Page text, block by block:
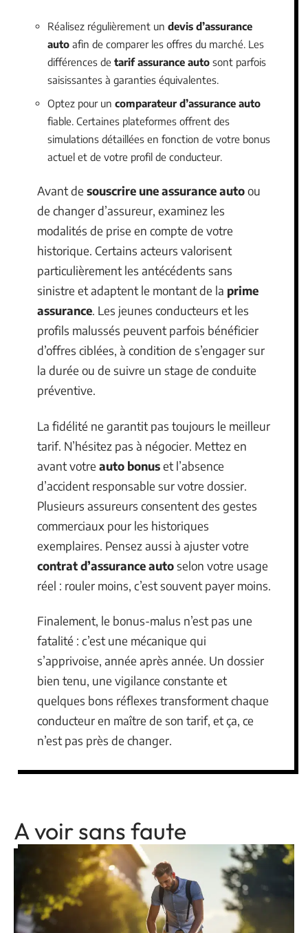
Réalisez régulièrement un devis d’assurance
auto afin de comparer les offres du marché. Les
différences de tarif assurance auto sont parfois
saisissantes à garanties équivalentes.
Optez pour un comparateur d’assurance auto
fiable. Certaines plateformes offrent des
simulations détaillées en fonction de votre bonus
actuel et de votre profil de conducteur.
Avant de souscrire une assurance autoou
de changer d’assureur, examinez les
modalités de prise en compte de votre
historique. Certains acteurs valorisent
particulièrement les antécédents sans
sinistre et adaptent le montant de la prime
assurance. Les jeunes conducteurs et les
profils malussés peuvent parfois bénéficier
d’offres ciblées, à condition de s’engager sur
la durée ou de suivre un stage de conduite
préventive.
La fidélité ne garantit pas toujours le meilleur
tarif. N’hésitez pas à négocier. Mettez en
avant votre auto bonuset l’absence
d’accident responsable sur votre dossier.
Plusieurs assureurs consentent des gestes
commerciaux pour les historiques
exemplaires. Pensez aussi à ajuster votre
contrat d’assurance autoselon votre usage
réel : rouler moins, c’est souvent payer moins.
Finalement, le bonus-malus n’est pas une
fatalité : c’est une mécanique qui
s’apprivoise, année après année. Un dossier
bien tenu, une vigilance constante et
quelques bons réflexes transforment chaque
conducteur en maître de son tarif, et ça, ce
n’est pas près de changer.
A voir sans faute